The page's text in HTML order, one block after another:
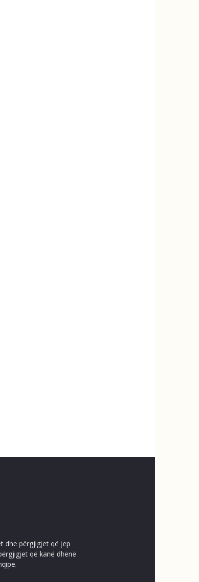
dhe përgjigjet që jep
që kanë dhënë